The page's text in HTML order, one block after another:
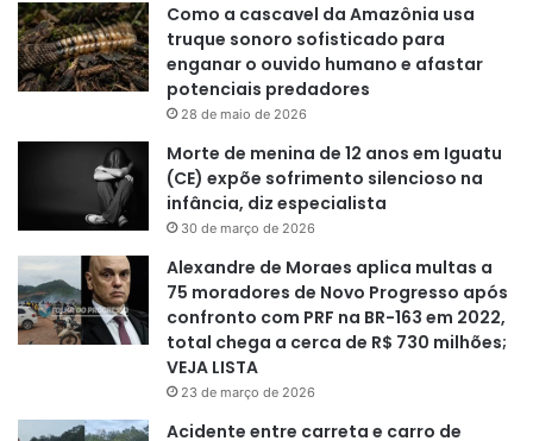
Como a cascavel da Amazônia usa
truque sonoro sofisticado para
enganar o ouvido humano e afastar
potenciais predadores
28 de maio de 2026
Morte de menina de 12 anos em Iguatu
(CE) expõe sofrimento silencioso na
infância, diz especialista
30 de março de 2026
Alexandre de Moraes aplica multas a
75 moradores de Novo Progresso após
confronto com PRF na BR-163 em 2022,
total chega a cerca de R$ 730 milhões;
VEJA LISTA
23 de março de 2026
Acidente entre carreta e carro de